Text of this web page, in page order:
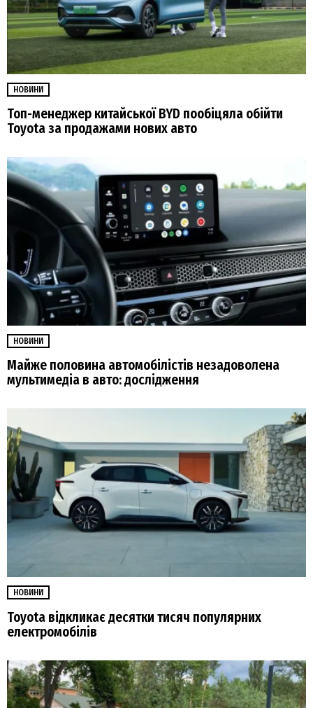
НОВИНИ
Топ-менеджер китайської BYD пообіцяла обійти
Toyota за продажами нових авто
НОВИНИ
Майже половина автомобілістів незадоволена
мультимедіа в авто: дослідження
НОВИНИ
Toyota відкликає десятки тисяч популярних
електромобілів